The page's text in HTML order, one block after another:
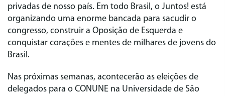
privadas de nosso país. Em todo Brasil, o Juntos! está
organizando uma enorme bancada para sacudir o
congresso, construir a Oposição de Esquerda e
conquistar corações e mentes de milhares de jovens do
Brasil.
Nas próximas semanas, acontecerão as eleições de
delegados para o CONUNE na Universidade de São